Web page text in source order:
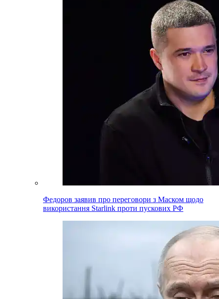
Федоров заявив про переговори з Маском щодо
використання Starlink проти пускових РФ